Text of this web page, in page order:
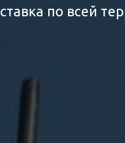
по всей